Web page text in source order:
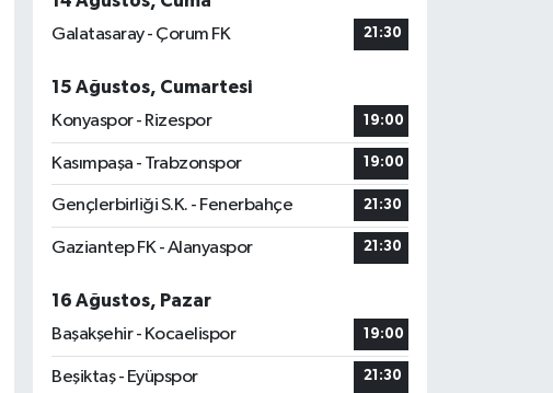
Galatasaray - Çorum FK
21:30
15 Ağustos, Cumartesi
Konyaspor - Rizespor
19:00
Kasımpaşa - Trabzonspor 19:00
Gençlerbirliği S.K. - Fenerbahçe 21:30
Gaziantep FK - Alanyaspor 21:30
16 Ağustos, Pazar
Başakşehir - Kocaelispor
19:00
Beşiktaş - Eyüpspor 21:30